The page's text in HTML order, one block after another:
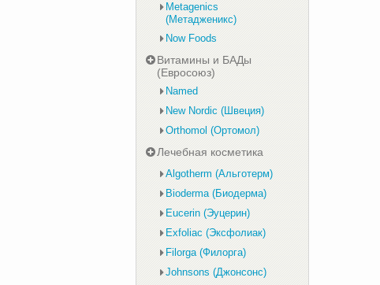
Metagenics
(Метадженикс)
Now Foods
Витамины и БАДы
(Евросоюз)
Named
New Nordic (Швеция)
Orthomol (Ортомол)
Лечебная косметика
Algotherm (Альготерм)
Bioderma (Биодерма)
Eucerin (Эуцерин)
Exfoliac (Эксфолиак)
Filorga (Филорга)
Johnsons (Джонсонс)